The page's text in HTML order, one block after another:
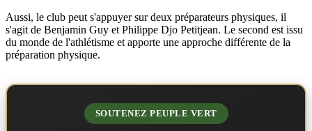
Aussi, le club peut s'appuyer sur deux préparateurs physiques, il
s'agit de Benjamin Guy et Philippe Djo Petitjean. Le second est issu
du monde de l'athlétisme et apporte une approche différente de la
préparation physique.
SOUTENEZ PEUPLE VERT